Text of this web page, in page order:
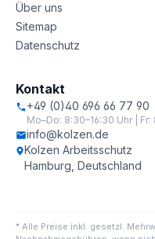
Über uns
Sitemap
Datenschutz
Kontakt
+49 (0)40 696 66 77 90
Mo–Do: 8:30–16:30 Uhr |
info@kolzen.de
Kolzen Arbeitsschutz
Hamburg, Deutschland
* Alle Preise inkl. gesetzl.